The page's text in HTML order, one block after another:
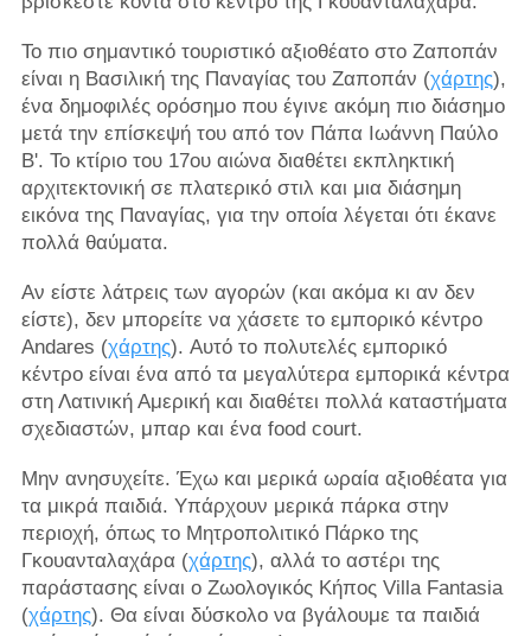
Το πιο σημαντικό τουριστικό αξιοθέατο στο Ζαποπάν
είναι η Βασιλική της Παναγίας του Ζαποπάν (χάρτης),
ένα δημοφιλές ορόσημο που έγινε ακόμη πιο διάσημο
μετά την επίσκεψή του από τον Πάπα Ιωάννη Παύλο
Β'. Το κτίριο του 17ου αιώνα διαθέτει εκπληκτική
αρχιτεκτονική σε πλατερικό στιλ και μια διάσημη
εικόνα της Παναγίας, για την οποία λέγεται ότι έκανε
πολλά θαύματα.
Αν είστε λάτρεις των αγορών (και ακόμα κι αν δεν
είστε), δεν μπορείτε να χάσετε το εμπορικό κέντρο
Andares (χάρτης). Αυτό το πολυτελές εμπορικό
κέντρο είναι ένα από τα μεγαλύτερα εμπορικά κέντρα
στη Λατινική Αμερική και διαθέτει πολλά καταστήματα
σχεδιαστών, μπαρ και ένα food court.
Μην ανησυχείτε. Έχω και μερικά ωραία αξιοθέατα για
τα μικρά παιδιά. Υπάρχουν μερικά πάρκα στην
περιοχή, όπως το Μητροπολιτικό Πάρκο της
Γκουανταλαχάρα (χάρτης), αλλά το αστέρι της
παράστασης είναι ο Ζωολογικός Κήπος Villa Fantasia
(χάρτης). Θα είναι δύσκολο να βγάλουμε τα παιδιά